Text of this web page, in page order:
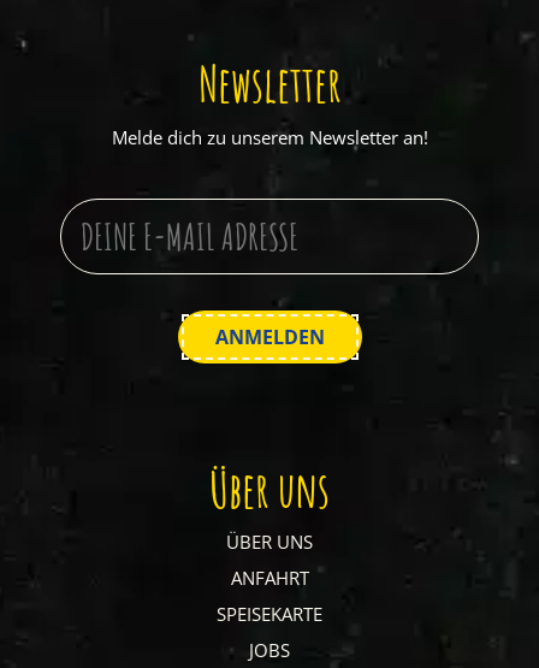
Newsletter
Melde dich zu unserem Newsletter an!
Über uns
ÜBER UNS
ANFAHRT
SPEISEKARTE
JOBS